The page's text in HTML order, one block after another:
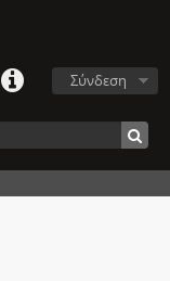
Σύνδεση